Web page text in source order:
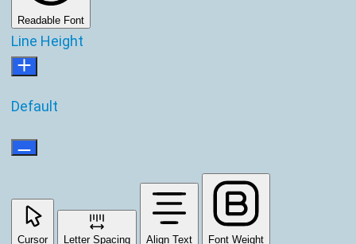
Readable Font
Line Height
Default
Cursor Letter Spacing Align Text Font Weight